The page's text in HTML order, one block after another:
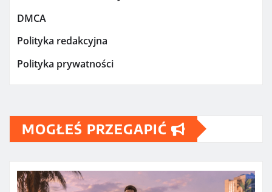
DMCA
Polityka redakcyjna
Polityka prywatności
MOGŁEŚ PRZEGAPIĆ